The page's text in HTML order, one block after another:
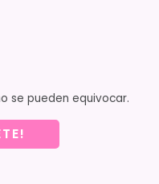
se pueden equivocar.